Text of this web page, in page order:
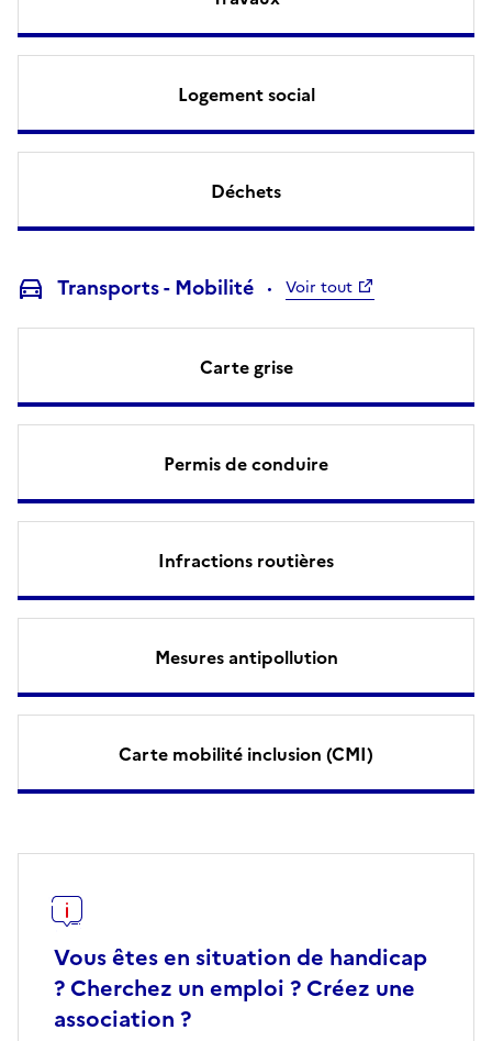
Logement social
Déchets
Transports - Mobilité Voir tout
Carte grise
Permis de conduire
Infractions routières
Mesures antipollution
Carte mobilité inclusion (CMI)
Vous êtes en situation de handicap
? Cherchez un emploi ? Créez une
association ?